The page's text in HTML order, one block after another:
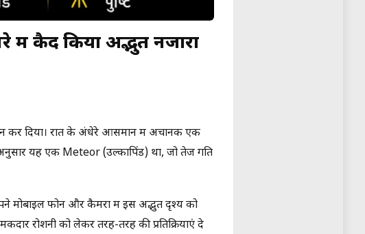
कैद किया अद्भुत नजारा
कर दिया। रात के अंधेरे आसमान में अचानक एक
अनुसार यह एक Meteor (उल्कापिंड) था, जो तेज गति
मोबाइल फोन और कैमरों में इस अद्भुत दृश्य को
रोशनी को लेकर तरह-तरह की प्रतिक्रियाएं दे